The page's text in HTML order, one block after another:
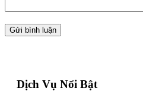
Dịch Vụ Nổi Bật